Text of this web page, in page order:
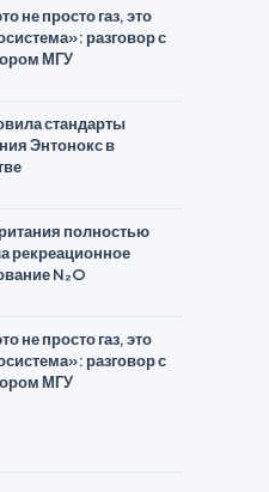
не просто газ, это
разговор с
МГУ
стандарты
Энтонокс в
полностью
рекреационное
N₂O
не просто газ, это
разговор с
МГУ